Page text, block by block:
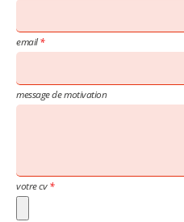
email
message de motivation
votre cv